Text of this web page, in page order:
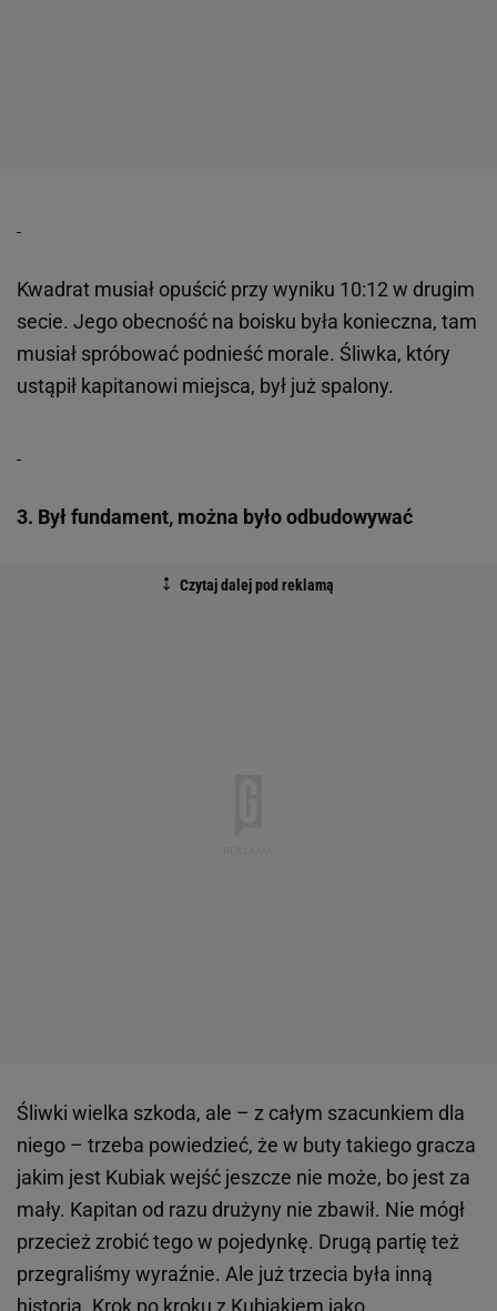
Kwadrat musiał opuścić przy wyniku 10:12 w drugim
secie. Jego obecność na boisku była konieczna, tam
musiał spróbować podnieść morale. Śliwka, który
ustąpił kapitanowi miejsca, był już spalony.
3. Był fundament, można było odbudowywać
Śliwki wielka szkoda, ale – z całym szacunkiem dla
niego – trzeba powiedzieć, że w buty takiego gracza
jakim jest Kubiak wejść jeszcze nie może, bo jest za
mały. Kapitan od razu drużyny nie zbawił. Nie mógł
przecież zrobić tego w pojedynkę. Drugą partię też
przegraliśmy wyraźnie. Ale już trzecia była inną
historią. Krok po kroku z Kubiakiem jako